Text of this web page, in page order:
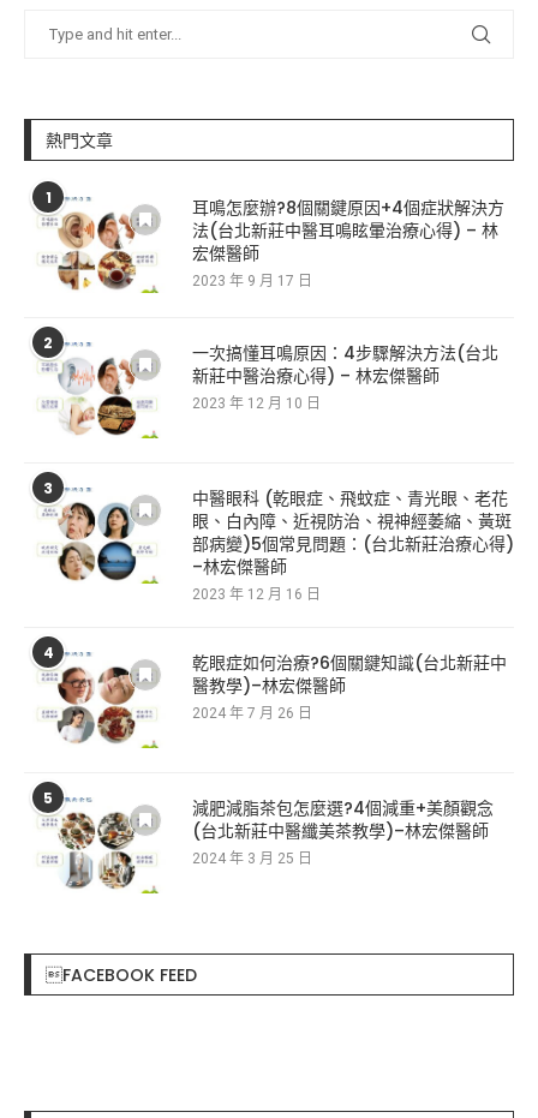
熱門文章
1
耳鳴怎麼辦?8個關鍵原因+4個症狀解決方
法(台北新莊中醫耳鳴眩暈治療心得) – 林
宏傑醫師
2023 年 9 月 17 日
2
一次搞懂耳鳴原因：4步驟解決方法(台北
新莊中醫治療心得) – 林宏傑醫師
2023 年 12 月 10 日
3
中醫眼科 (乾眼症、飛蚊症、青光眼、老花
眼、白內障、近視防治、視神經萎縮、黃斑
部病變)5個常見問題：(台北新莊治療心得)
–林宏傑醫師
2023 年 12 月 16 日
4
乾眼症如何治療?6個關鍵知識(台北新莊中
醫教學)–林宏傑醫師
2024 年 7 月 26 日
5
減肥減脂茶包怎麼選?4個減重+美顏觀念
(台北新莊中醫纖美茶教學)–林宏傑醫師
2024 年 3 月 25 日
FACEBOOK FEED